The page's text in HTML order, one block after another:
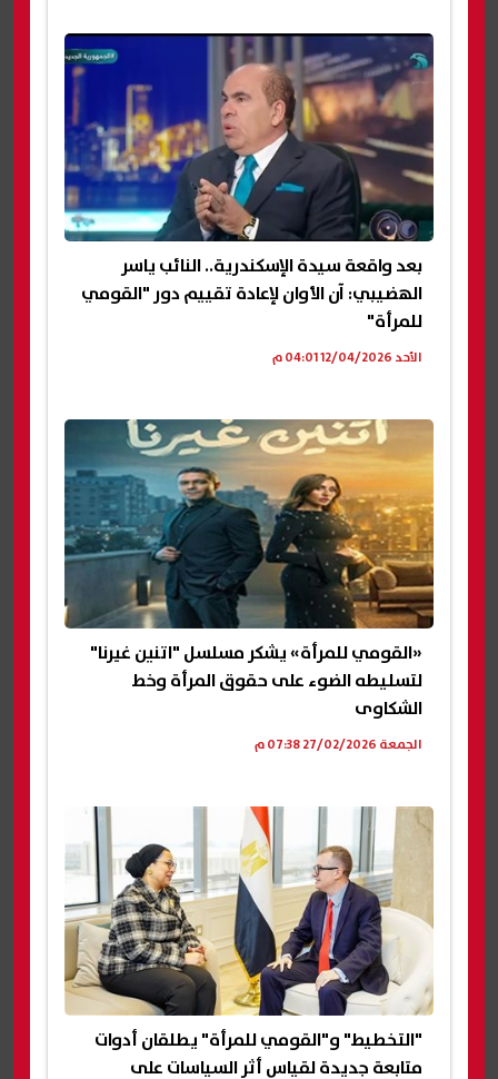
بعد واقعة سيدة الإسكندرية.. النائب ياسر
الهضيبي: آن الأوان لإعادة تقييم دور "القومي
للمرأة"
الأحد 12/04/2026 04:01 م
«القومي للمرأة» يشكر مسلسل "اتنين غيرنا"
لتسليطه الضوء على حقوق المرأة وخط
الشكاوى
الجمعة 27/02/2026 07:38 م
"التخطيط" و"القومي للمرأة" يطلقان أدوات
متابعة جديدة لقياس أثر السياسات على